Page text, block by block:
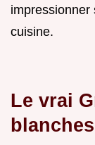
impressionner
cuisine.
Le vrai
blanches